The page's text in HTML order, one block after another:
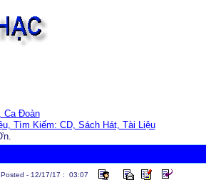
Ca Đoàn
Tìm Kiếm: CD, Sách Hát, Tài Liệu
Posted - 12/17/17 : 03:07